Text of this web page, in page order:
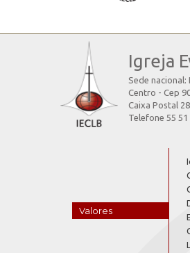
Igreja
Sede nacional:
Centro - Cep
Caixa Postal
Telefone 55 51
Valores